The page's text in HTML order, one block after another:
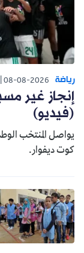
رياضة 08-08-2026
إنجاز غير
(فيديو)
يواصل المنتخب
كوت ديفوار.